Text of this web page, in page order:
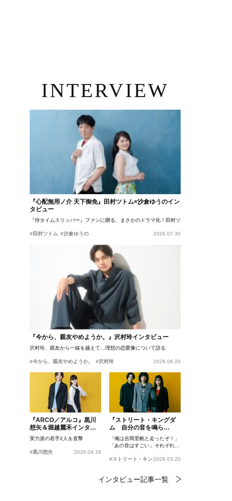
INTERVIEW
『心配無用ノ介 天下御免』田村ツトム×沙倉ゆうのイン
タビュー
『侍タイムスリッパー』ファンに贈る、まさかのドラマ化！田村ツトム×沙倉ゆうのが語
#田村ツトム #沙倉ゆうの 2026.07.30
『今から、親友やめようか。』沢村玲インタビュー
沢村玲、親友から一線を越えて…理想の恋愛像について語る
#今から、親友やめようか。 #沢村玲 2026.06.20
『ARCO／アルコ』黒川
想矢＆堀越麗禾インタビ
ュー
実力派の若手2人を直撃
#黒川想矢 2026.04.18
『ストリート・キングダ
ム 自分の音を鳴ら
せ。』峯田和伸、若葉竜
也、吉岡里帆インタビュ
ー
「俺は吉岡里帆と走ったぞ！」
「あの音はすごい」それぞれの
#ストリート・キングダム 自分の音を鳴らせ。
2026.03.20
インタビュー記事一覧